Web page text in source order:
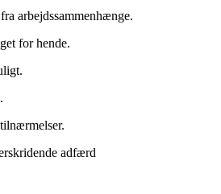
arbejdssammenhænge.
for hende.
adfærd